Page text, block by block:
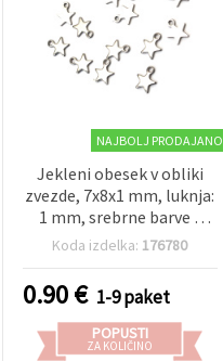
NAJBOLJ PRODAJANO
Jekleni obesek v obliki
zvezde, 7x8x1 mm, luknja:
1 mm, srebrne barve -
paket 20 kosov
Koda izdelka: 176780
0.90€ 1-9 paket
POPUSTI
ZA KOLIČINO